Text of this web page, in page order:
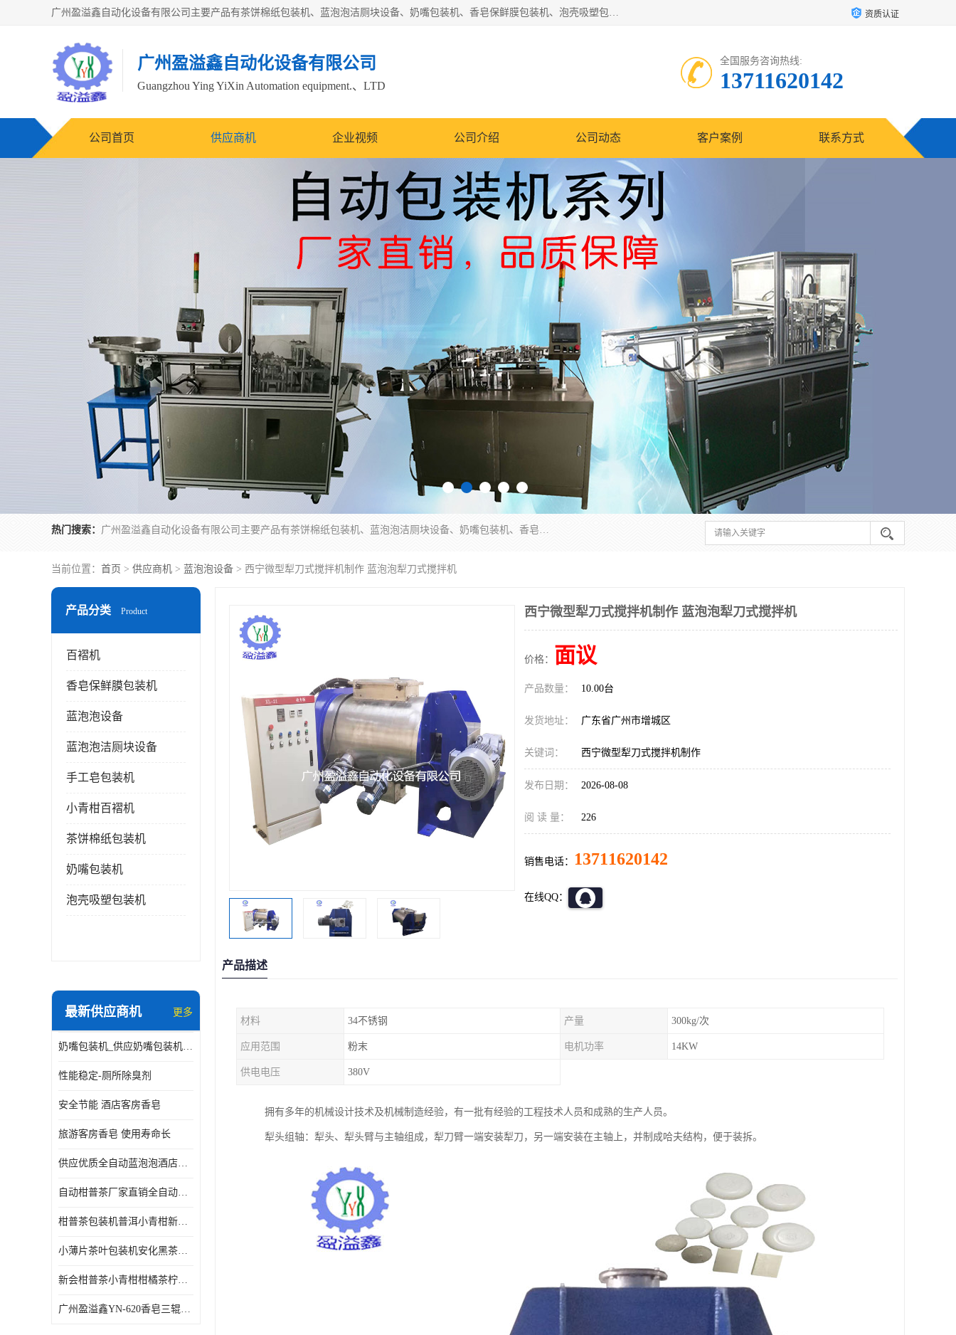
广州盈溢鑫自动化设备有限公司主要产品有茶饼棉纸包装机、蓝泡泡洁厕块设备、奶嘴包装机、香皂保鲜膜包装机、泡壳吸塑包装机、手工皂包装机、百褶机等产品，并根据客户要求生产非标自动化机械及生产线。欢迎广大客户来电咨询！ 资质认证
广州盈溢鑫自动化设备有限公司
Guangzhou Ying YiXin Automation equipment.、LTD
全国服务咨询热线:
13711620142
公司首页 供应商机 企业视频 公司介绍 公司动态 客户案例 联系方式
热门搜索： 广州盈溢鑫自动化设备有限公司主要产品有茶饼棉纸包装机、蓝泡泡洁厕块设备、奶嘴包装机、香皂保鲜膜包装机、泡壳吸塑包装机、手工皂包装机、百褶机等产品，并根据客户要求生产非标自动化机械及生产线。欢迎广大客户来电咨询！
当前位置： 首页 > 供应商机 > 蓝泡泡设备 > 西宁微型犁刀式搅拌机制作 蓝泡泡犁刀式搅拌机
产品分类 Product
百褶机
香皂保鲜膜包装机
蓝泡泡设备
蓝泡泡洁厕块设备
手工皂包装机
小青柑百褶机
茶饼棉纸包装机
奶嘴包装机
泡壳吸塑包装机
最新供应商机 更多
奶嘴包装机_供应奶嘴包装机_奶嘴包装机厂家
性能稳定-厕所除臭剂
安全节能 酒店客房香皂
旅游客房香皂 使用寿命长
供应优质全自动蓝泡泡酒店香皂出条机
自动柑普茶厂家直销全自动新会小青柑柑普茶包装机
柑普茶包装机普洱小青柑新会甘普茶柠檬茶小沱茶小茶饼茶包
小薄片茶叶包装机安化黑茶小茶饼云南普洱茶生茶自动包装机
新会柑普茶小青柑柑橘茶柠檬茶小金柑自动包装机
广州盈溢鑫YN-620香皂三辊研磨机
西宁微型犁刀式搅拌机制作 蓝泡泡犁刀式搅拌机
价格： 面议
产品数量： 10.00台
发货地址： 广东省广州市增城区
关键词： 西宁微型犁刀式搅拌机制作
发布日期： 2026-08-08
阅 读 量： 226
销售电话： 13711620142
在线QQ：
产品描述
材料 34不锈钢 产量 300kg/次
应用范围 粉末 电机功率 14KW
供电电压 380V
拥有多年的机械设计技术及机械制造经验，有一批有经验的工程技术人员和成熟的生产人员。
犁头组轴：犁头、犁头臂与主轴组成，犁刀臂一端安装犁刀，另一端安装在主轴上，并制成哈夫结构，便于装拆。